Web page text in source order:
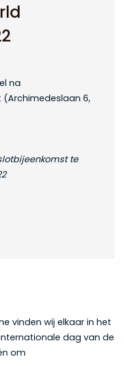
na
(Archimedeslaan 6,
te
vinden wij elkaar in het
dag van de
om